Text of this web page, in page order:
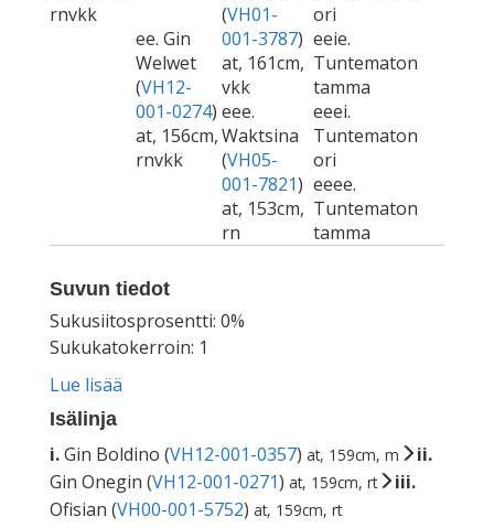
rnvkk
ee. Gin
Welwet
(VH12-
001-0274)
at, 156cm,
rnvkk
(VH01-
001-3787)
at, 161cm,
vkk
ori
eeie.
Tuntematon
tamma
eee.
Waktsina
(VH05-
001-7821)
at, 153cm,
rn
eeei.
Tuntematon
ori
eeee.
Tuntematon
tamma
Suvun tiedot
Sukusiitosprosentti: 0%
Sukukatokerroin: 1
Lue lisää
Isälinja
i.Gin Boldino (VH12-001-0357) at, 159cm, m
ii.
Gin Onegin (VH12-001-0271) at, 159cm, rt
iii.
Ofisian (VH00-001-5752) at, 159cm, rt